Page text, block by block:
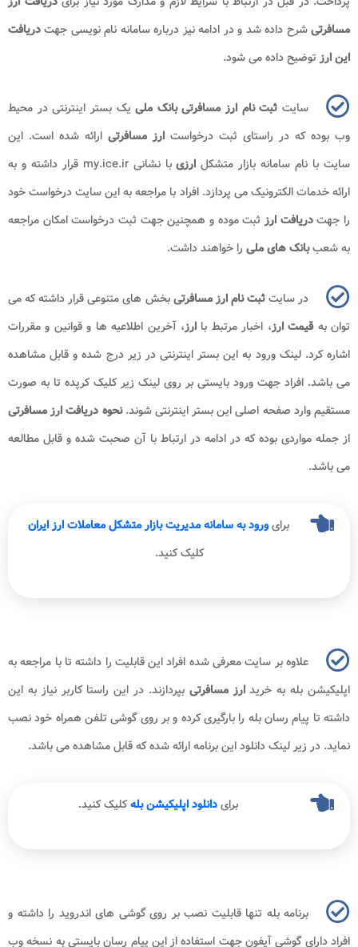
مسافرتیشرح داده شد و در ادامه نیز درباره سامانه نام نویسی جهتدریافت
این ارزتوضیح داده می شود.
سایت ثبت نام ارز مسافرتی بانک ملییک بستر اینترنتی در محیط
وب بوده که در راستای ثبت درخواست ارز مسافرتی ارائه شده است. این
سایت با نام سامانه بازار متشکل ارزیبا نشانیmy.ice.ir قرار داشته و به
ارائه خدمات الکترونیک می پردازد. افراد با مراجعه به این سایت درخواست خود
را جهتدریافت ارزثبت موده و همچنین جهت ثبت درخواست امکان مراجعه
به شعببانک های ملی را خواهند داشت.
در سایتثبت نام ارز مسافرتیبخش های متنوعی قرار داشته که می
توان بهقیمت ارز، اخبار مرتبط با ارز، آخرین اطلاعیه ها و قوانین و مقررات
اشاره کرد. لینک ورود به این بستر اینترنتی در زیر درج شده و قابل مشاهده
می باشد. افراد جهت ورود بایستی بر روی لینک زیر کلیک کرپده تا به صورت
مستقیم وارد صفحه اصلی این بستر اینترنتی شوند.نحوه دریافت ارز مسافرتی
از جمله مواردی بوده که در ادامه در ارتباط با آن صحبت شده و قابل مطالعه
می باشد.
برایورود به سامانه مدیریت بازار متشکل معاملات ارز ایران
کلیک کنید.
علاوه بر سایت معرفی شده افراد این قابلیت را داشته تا با مراجعه به
اپلیکیشن بله به خریدارز مسافرتی بپردازند. در این راستا کاربر نیاز به این
داشته تا پیام رسان بله را بارگیری کرده و بر روی گوشی تلفن همراه خود نصب
نماید. در زیر لینک دانلود این برنامه ارائه شده که قابل مشاهده می باشد.
برایدانلود اپلیکیشن بلهکلیک کنید.
برنامه بله تنها قابلیت نصب بر روی گوشی های اندروید را داشته و
افراد دارای گوشی آیفون جهت استفاده از این پیام رسان بایستی به نسخه وب